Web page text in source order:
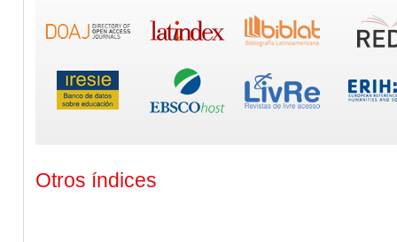
Otros índices